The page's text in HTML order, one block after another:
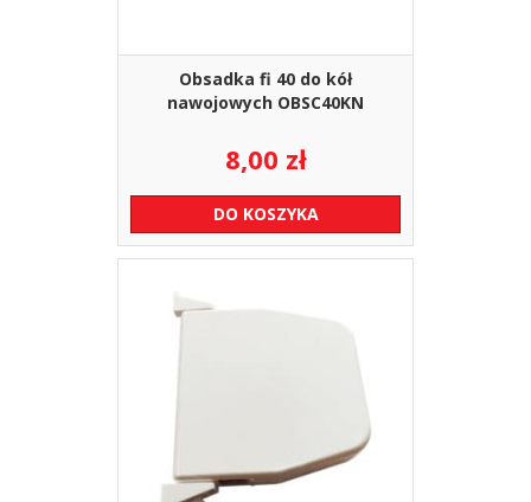
Obsadka fi 40 do kół
nawojowych OBSC40KN
8,00 zł
DO KOSZYKA